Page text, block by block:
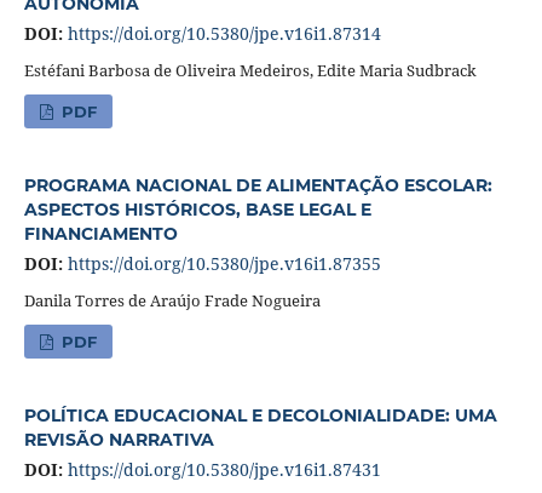
DOI: https://doi.org/10.5380/jpe.v16i1.87314
Estéfani Barbosa de Oliveira Medeiros, Edite Maria Sudbrack
PDF
PROGRAMA NACIONAL DE ALIMENTAÇÃO ESCOLAR:
ASPECTOS HISTÓRICOS, BASE LEGAL E
FINANCIAMENTO
DOI: https://doi.org/10.5380/jpe.v16i1.87355
Danila Torres de Araújo Frade Nogueira
PDF
POLÍTICA EDUCACIONAL E DECOLONIALIDADE: UMA
REVISÃO NARRATIVA
DOI: https://doi.org/10.5380/jpe.v16i1.87431